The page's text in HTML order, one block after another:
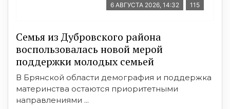
6 АВГУСТА 2026, 14:32 115
Семья из Дубровского района
воспользовалась новой мерой
поддержки молодых семьей
В Брянской области демография и поддержка
материнства остаются приоритетными
направлениями ...